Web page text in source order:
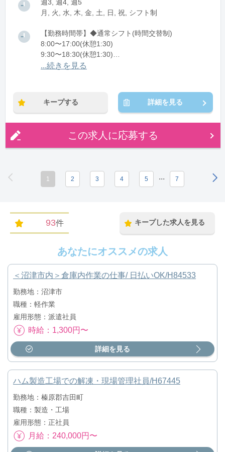
週3, 週4, 週5
月, 火, 水, 木, 金, 土, 日, 祝, シフト制
【勤務時間帯】◆通常シフト(時間交替制)
8:00〜17:00(休憩1:30)
9:30〜18:30(休憩1:30)
10:30〜19:30(休憩1:30)
※残業：5〜10時間程度/月
...続きを見る
キープする 詳細を見る
この求人に応募する
1 2 3 4 5 ... 7
93件 キープした求人を見る
あなたにオススメの求人
＜沼津市内＞倉庫内作業の仕事/ 日払いOK/H84533
勤務地：沼津市
職種：軽作業
雇用形態：派遣社員
時給：1,300円〜
詳細を見る
ハム製造工場での解凍・現場管理社員/H67445
勤務地：榛原郡吉田町
職種：製造・工場
雇用形態：正社員
月給：240,000円〜